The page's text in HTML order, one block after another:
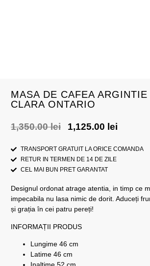
MASA DE CAFEA
CLARA ONTARIO
1,350.00lei 1,125.00 lei
TRANSPORT GRATUIT LA ORICE COMANDA
RETUR IN TERMEN DE 14 DE ZILE
CEL MAI BUN PRET GARANTAT
Designul ordonat atrage atentia, in timp ce
impecabila nu lasa nimic de dorit. Aduceți
și grația în cei patru pereți!
INFORMAȚII PRODUS
Lungime 46 cm
Latime 46 cm